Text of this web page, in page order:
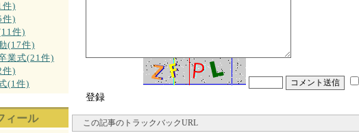
件)
件)
件)
(17件)
業式(21件)
件)
(1件)
ィール
登録
この記事のトラックバックURL